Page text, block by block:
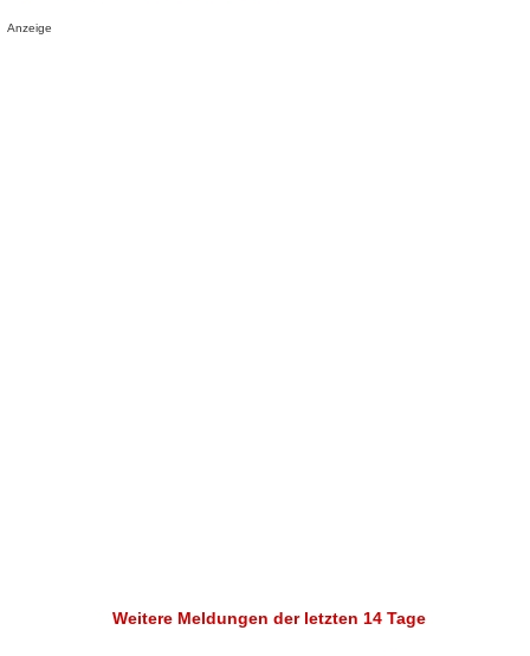
Anzeige
Weitere Meldungen der letzten 14 Tage